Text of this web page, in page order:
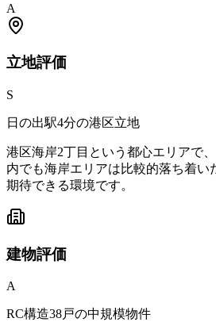
A
立地評価
S
日の出駅4分の港区立地
港区海岸2丁目という都心エリアで
内でも海岸エリアは比較的落ち着
期待できる環境です。
建物評価
A
RC構造38戸の中規模物件